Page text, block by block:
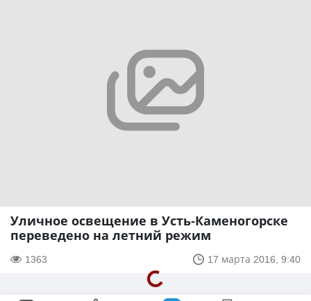
Уличное освещение в Усть-Каменогорске
переведено на летний режим
1363 17 марта 2016, 9:40